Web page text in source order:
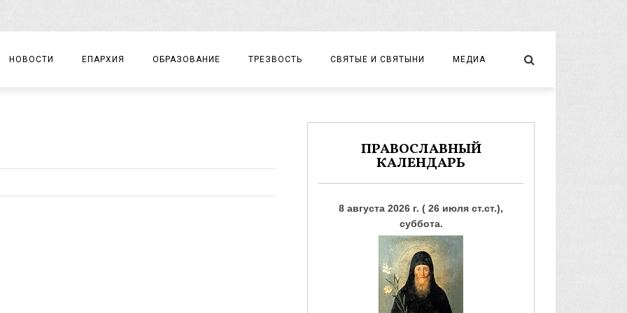
НОВОСТИ ЕПАРХИЯ
ДОКУМЕНТЫ
ЕПАРХИАЛЬНЫЕ ОТДЕЛЫ
ОБРАЗОВАНИЕ
ДЕТСКИЙ ТУРИЗМ
ТРЕЗВОСТЬ
ЗАМЕТКИ
СВЯТЫЕ И СВЯТЫНИ МЕДИА
ФОТО
ПРАВОСЛАВНЫЙ
КАЛЕНДАРЬ
8 августа 2026 г. ( 26 июля ст.ст.),
суббота.